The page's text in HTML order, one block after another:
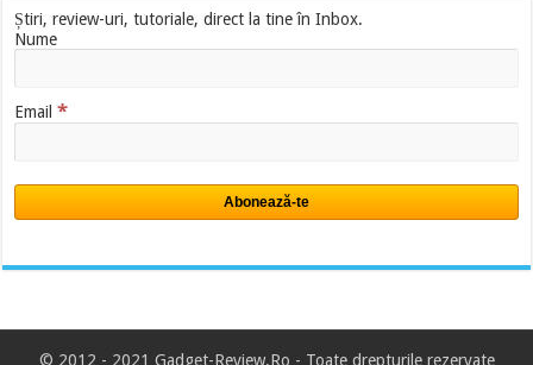
Știri, review-uri, tutoriale, direct la tine în Inbox.
Nume
Email*
© 2012 - 2021 Gadget-Review.Ro - Toate drepturile rezervate